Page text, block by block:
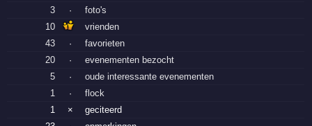
3
·
foto's
10
vrienden
43
·
favorieten
20
·
evenementen bezocht
5
·
oude interessante evenementen
1
·
flock
1
×
geciteerd